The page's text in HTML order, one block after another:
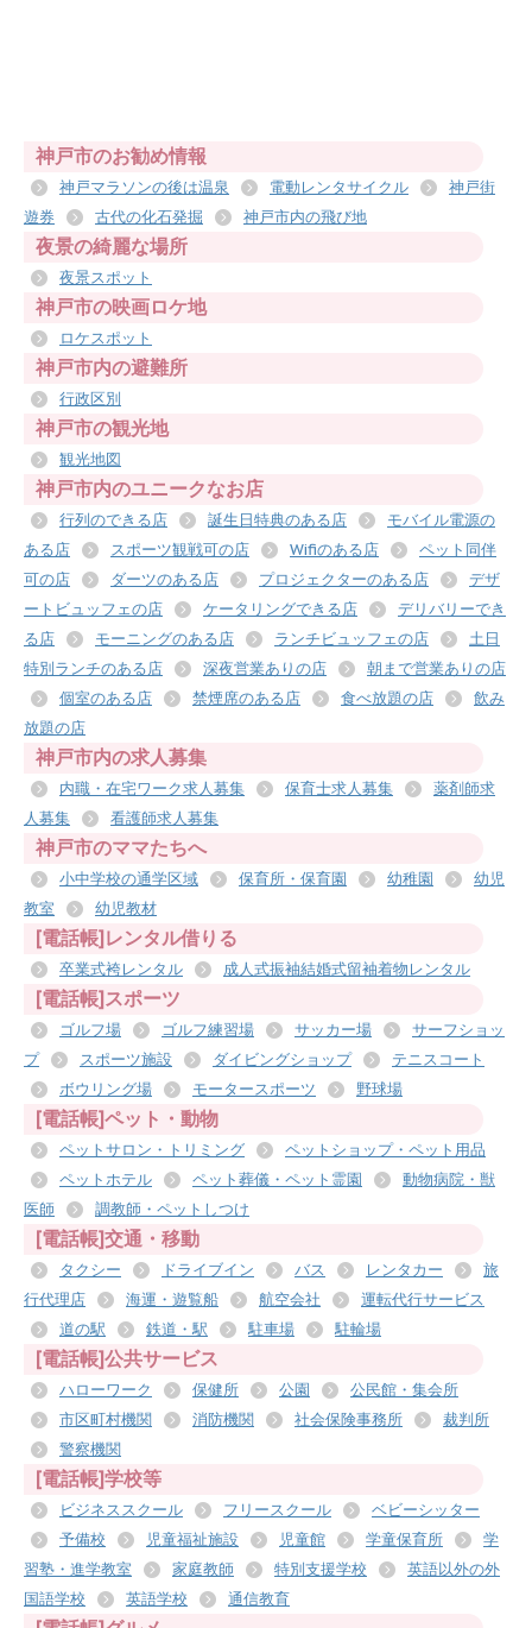
神戸市のお勧め情報
神戸マラソンの後は温泉 電動レンタサイクル
神戸街
遊券
古代の化石発掘 神戸市内の飛び地
夜景の綺麗な場所
夜景スポット
神戸市の映画ロケ地
ロケスポット
神戸市内の避難所
行政区別
神戸市の観光地
観光地図
神戸市内のユニークなお店
行列のできる店 誕生日特典のある店
モバイル電源の
ある店
スポーツ観戦可の店 Wifiのある店
ペット同伴
可の店
ダーツのある店 プロジェクターのある店
デザ
ートビュッフェの店
ケータリングできる店
デリバリーでき
る店
モーニングのある店 ランチビュッフェの店
土日
特別ランチのある店
深夜営業ありの店
朝まで営業ありの店
個室のある店
禁煙席のある店 食べ放題の店
飲み
放題の店
神戸市内の求人募集
内職・在宅ワーク求人募集 保育士求人募集
薬剤師求
人募集
看護師求人募集
神戸市のママたちへ
小中学校の通学区域 保育所・保育園 幼稚園
幼児
教室
幼児教材
[電話帳]レンタル借りる
卒業式袴レンタル 成人式振袖結婚式留袖着物レンタル
[電話帳]スポーツ
ゴルフ場 ゴルフ練習場 サッカー場
サーフショッ
プ
スポーツ施設 ダイビングショップ
テニスコート
ボウリング場
モータースポーツ 野球場
[電話帳]ペット・動物
ペットサロン・トリミング
ペットショップ・ペット用品
ペットホテル
ペット葬儀・ペット霊園
動物病院・獣
医師
調教師・ペットしつけ
[電話帳]交通・移動
タクシー ドライブイン バス レンタカー
旅
行代理店
海運・遊覧船 航空会社
運転代行サービス
道の駅
鉄道・駅 駐車場 駐輪場
[電話帳]公共サービス
ハローワーク 保健所 公園
公民館・集会所
市区町村機関
消防機関 社会保険事務所
裁判所
警察機関
[電話帳]学校等
ビジネススクール フリースクール
ベビーシッター
予備校
児童福祉施設 児童館 学童保育所
学
習塾・進学教室
家庭教師 特別支援学校
英語以外の外
国語学校
英語学校 通信教育